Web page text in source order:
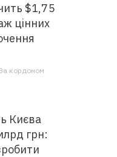
$1,75
цінних
кордоном
Києва
грн: